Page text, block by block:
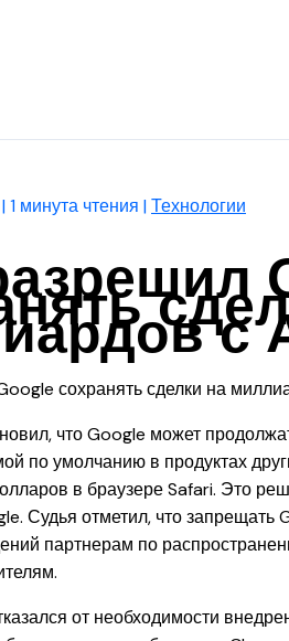
|1 минута чтения |Технологии
с
что Google может
по умолчанию в продуктах
в браузере Safari. Это
Судья отметил, что запрещать
партнерам по
от необходимости